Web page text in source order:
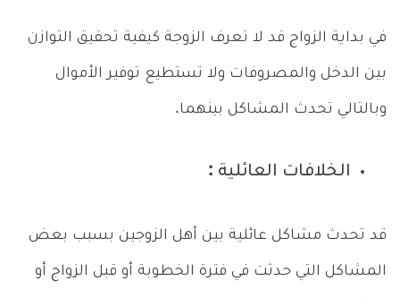
في بداية الزواج قد لا تعرف الزوجة كيفية تحقيق التوازن
بين الدخل والمصروفات ولا تستطيع توفير الأموال
وبالتالي تحدث المشاكل بينهما.
الخلافات العائلية :
قد تحدث مشاكل عائلية بين أهل الزوجين بسبب بعض
المشاكل التي حدثت في فترة الخطوبة أو قبل الزواج أو